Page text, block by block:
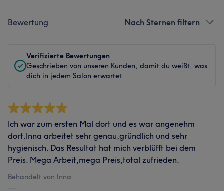
Bewertung Nach Sternen filtern
Verifizierte Bewertungen
Geschrieben von unseren Kunden, damit du weißt, was
dich in jedem Salon erwartet.
Ich war zum ersten Mal dort und es war angenehm
dort.Inna arbeitet sehr genau,gründlich und sehr
hygienisch. Das Resultat hat mich verblüfft bei dem
Preis. Mega Arbeit,mega Preis,total zufrieden.
Behandelt von Inna